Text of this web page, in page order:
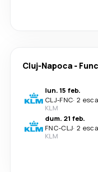
Cluj-Napoca-
lun. 15 feb.
CLJ-FNC· 2
KLM
dum. 21 feb.
FNC-CLJ· 2
KLM